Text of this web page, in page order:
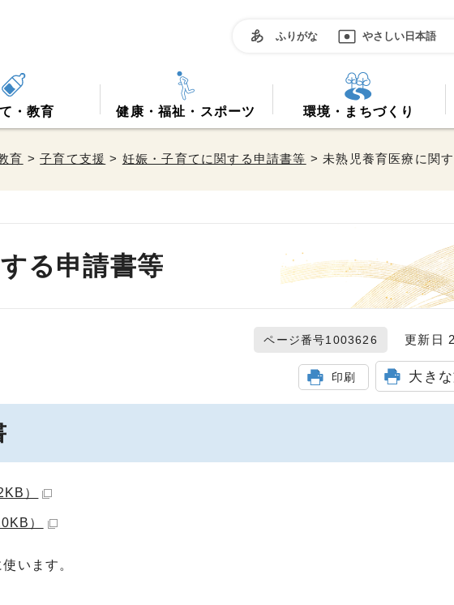
ふりがな やさしい日本語
・教育 健康・福祉・スポーツ 環境・まちづくり
育 >子育て支援 > 妊娠・子育てに関する申請書等 > 未熟児養育医療に関
る申請書等
ページ番号1003626 更新日
印刷 大き
）
）
います。